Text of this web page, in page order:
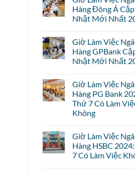
Hàng Đông Á Cập
Nhật Mới Nhất
Giờ Làm Việc
Hàng GPBank
Nhật Mới Nhất
Giờ Làm Việc
Hàng PG Bank
Thứ 7 Có Làm
Không
Giờ Làm Việc
Hàng HSBC
7 Có Làm Việc